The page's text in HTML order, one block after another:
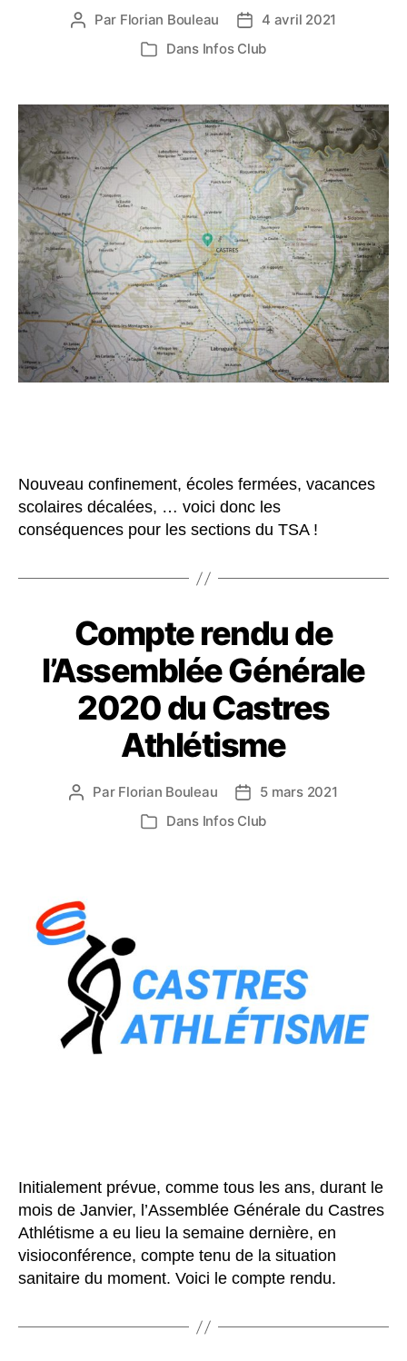
Auteur
Par Florian Bouleau
Date
de
4 avril 2021
Catégories
Dans Infos Club
Nouveau confinement, écoles fermées, vacances
scolaires décalées, … voici donc les
conséquences pour les sections du TSA !
Compte rendu de
l’Assemblée Générale
2020 du Castres
Athlétisme
Auteur
Par Florian Bouleau
Date
de
5 mars 2021
Catégories
Dans Infos Club
Initialement prévue, comme tous les ans, durant le
mois de Janvier, l’Assemblée Générale du Castres
Athlétisme a eu lieu la semaine dernière, en
visioconférence, compte tenu de la situation
sanitaire du moment. Voici le compte rendu.